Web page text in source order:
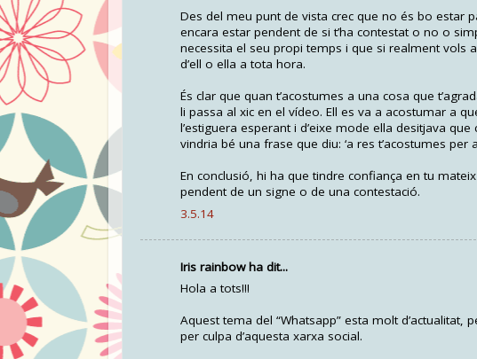
Des del meu punt de vista crec que no és bo estar
encara estar pendent de si t’ha contestat o no o
necessita el seu propi temps i que si realment vols
d’ell o ella a tota hora.
És clar que quan t’acostumes a una cosa que
li passa al xic en el vídeo. Ell es va a acostumar a
l’estiguera esperant i d’eixe mode ella desitjava
vindria bé una frase que diu: ‘a res t’acostumes per
En conclusió, hi ha que tindre confiança en tu
pendent de un signe o de una contestació.
3.5.14
Iris rainbow ha dit...
Hola a tots!!!
Aquest tema del “Whatsapp” esta molt
per culpa d’aquesta xarxa social.